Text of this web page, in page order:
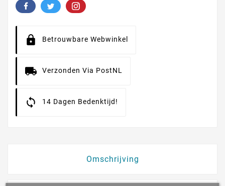
Betrouwbare Webwinkel
Verzonden Via PostNL
14 Dagen Bedenktijd!
Omschrijving